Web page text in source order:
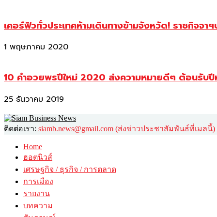
เคอร์ฟิวทั่วประเทศห้ามเดินทางข้ามจังหวัด! ราชกิจจา
1 พฤษภาคม 2020
10 คำอวยพรปีใหม่ 2020 ส่งความหมายดีๆ ต้อนรับ
25 ธันวาคม 2019
ติดต่อเรา: siamb.news@gmail.com (ส่งข่าวประชาสัมพันธ์ที่เมลนี้)
Home
ฮอตนิวส์
เศรษฐกิจ / ธุรกิจ / การตลาด
การเมือง
รายงาน
บทความ